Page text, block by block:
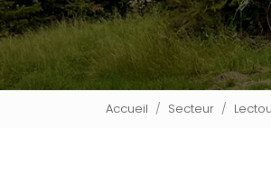
Accueil Secteur